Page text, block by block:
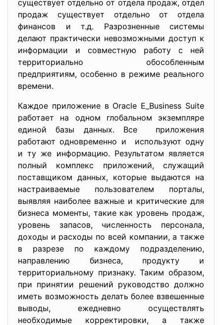
существует отдельно от отдела продаж, отдел
продаж существует отдельно от отдела
финансов и т.д. Разрозненные системы
делают практически невозможными доступ к
информации и совместную работу с ней
территориально обособленным
предприятиям, особенно в режиме реального
времени.
Каждое приложение в Oracle E_Business Suite
работает на одном глобальном экземпляре
единой базы данных. Все приложения
работают одновременно и используют одну
и ту же информацию. Результатом является
полный комплекс приложений, служащий
поставщиком данных, которые выдаются на
настраиваемые пользователем порталы,
выявляя наиболее важные и критические для
бизнеса моменты, такие как уровень продаж,
уровень запасов, численность персонала,
доходы и расходы по всей компании, а также
в разрезе по каждому подразделению,
направлению бизнеса, продукту и
территориальному признаку. Таким образом,
при принятии решений руководство должно
иметь возможность делать более взвешенные
выводы, ежедневно осуществлять
необходимые корректировки, а также